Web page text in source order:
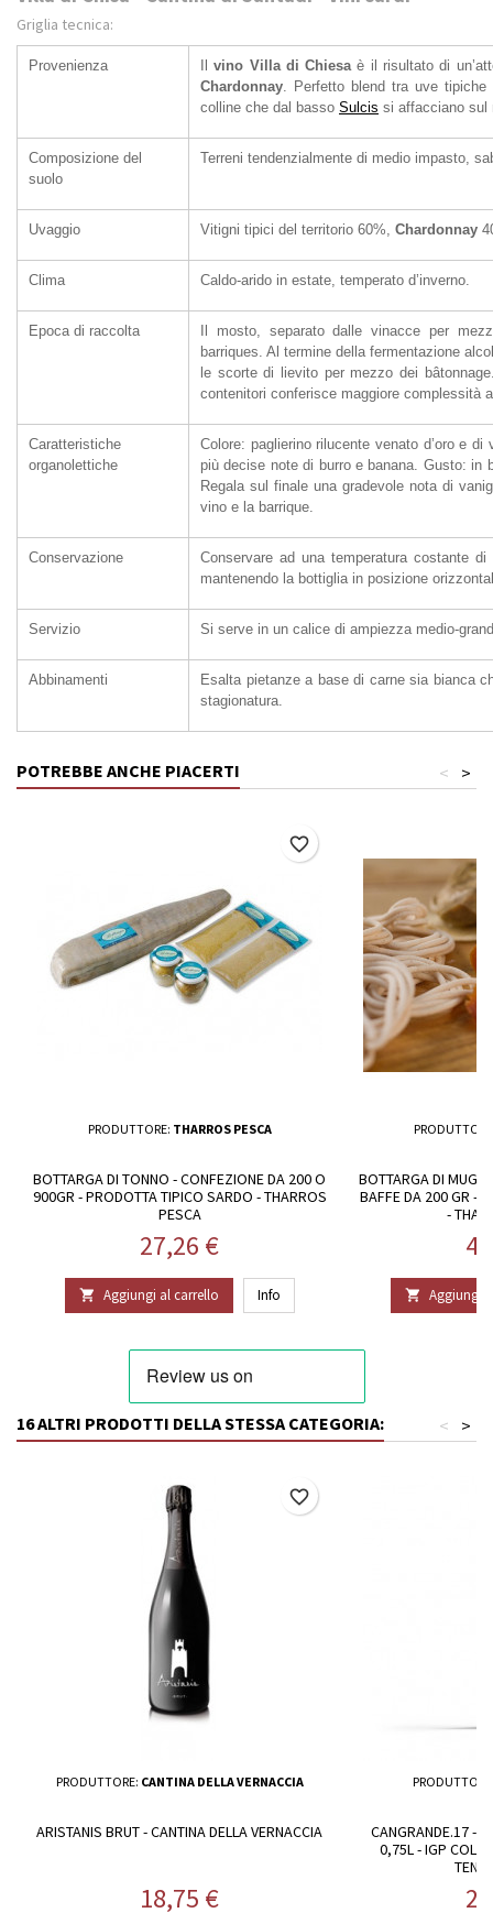
Griglia tecnica:
Provenienza Ilvino Villa di Chiesa è il risultato di
Chardonnay . Perfetto blend tra uve
colline che dal basso Sulcis si affacciano sul
Composizione del
suolo
Terreni tendenzialmente di medio impasto,
Uvaggio Vitigni tipici del territorio 60%, Chardonnay
Clima Caldo-arido in estate, temperato d’inverno.
Epoca di raccolta
Il mosto, separato dalle vinacce per
barriques. Al termine della fermentazione
le scorte di lievito per mezzo dei
contenitori conferisce maggiore complessità
Caratteristiche
organolettiche
Colore: paglierino rilucente venato d’oro e
più decise note di burro e banana. Gusto: in
Regala sul finale una gradevole nota di
vino e la barrique.
Conservazione
Conservare ad una temperatura costante
mantenendo la bottiglia in posizione
Servizio Si serve in un calice di ampiezza medio-
Abbinamenti
Esalta pietanze a base di carne sia bianca
stagionatura.
POTREBBE ANCHE PIACERTI >
<
PRODUTTORE: THARROS PESCA
BOTTARGA DI TONNO - CONFEZIONE DA 200 O
900GR - PRODOTTA TIPICO SARDO - THARROS
PESCA
Prezzo
27,26 €
 Aggiungi al carrello Info
favorite_border
BOTTARGA DI
BAFFE DA 200 GR -
-
 Aggiungi
16 ALTRI PRODOTTI DELLA STESSA CATEGORIA: >
<
PRODUTTORE: CANTINA DELLA VERNACCIA
ARISTANIS BRUT - CANTINA DELLA VERNACCIA
Prezzo
18,75 €
favorite_border
CANGRANDE.17 -
0,75L - IGP COLLI